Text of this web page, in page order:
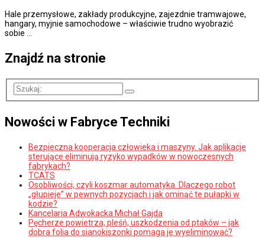
Hale przemysłowe, zakłady produkcyjne, zajezdnie tramwajowe,
hangary, myjnie samochodowe – właściwie trudno wyobrazić
sobie …
Znajdź na stronie
Nowości w Fabryce Techniki
Bezpieczna kooperacja człowieka i maszyny. Jak aplikacje
sterujące eliminują ryzyko wypadków w nowoczesnych
fabrykach?
TCATS
Osobliwości, czyli koszmar automatyka. Dlaczego robot
„głupieje” w pewnych pozycjach i jak ominąć te pułapki w
kodzie?
Kancelaria Adwokacka Michał Gajda
Pęcherze powietrza, pleśń, uszkodzenia od ptaków – jak
dobra folia do sianokiszonki pomaga je wyeliminować?